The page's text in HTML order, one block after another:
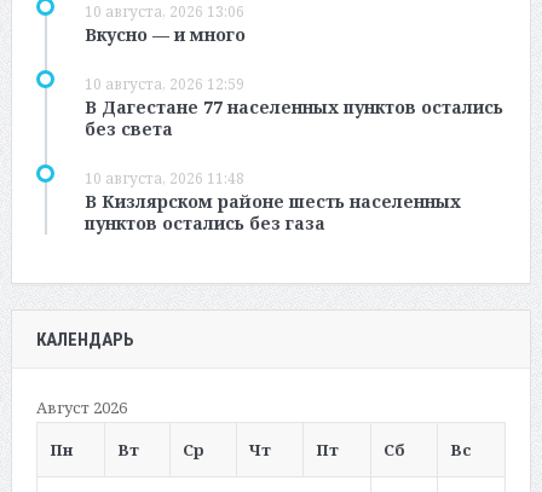
10 августа, 2026 13:06
Вкусно — и много
10 августа, 2026 12:59
В Дагестане 77 населенных пунктов остались
без света
10 августа, 2026 11:48
В Кизлярском районе шесть населенных
пунктов остались без газа
КАЛЕНДАРЬ
Август 2026
Пн
Вт Ср Чт Пт Сб Вс